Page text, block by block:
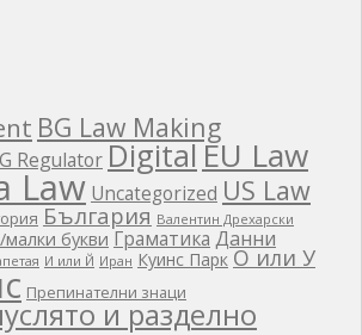
BG Law Making
RegulatorDigitalEU Law
Law Uncategorized US Law
България Валентин Дрехарски
малки букви Граматика Данни
И или Й Иран Куинс Парк О или У
Препинателни знаци
и разделно